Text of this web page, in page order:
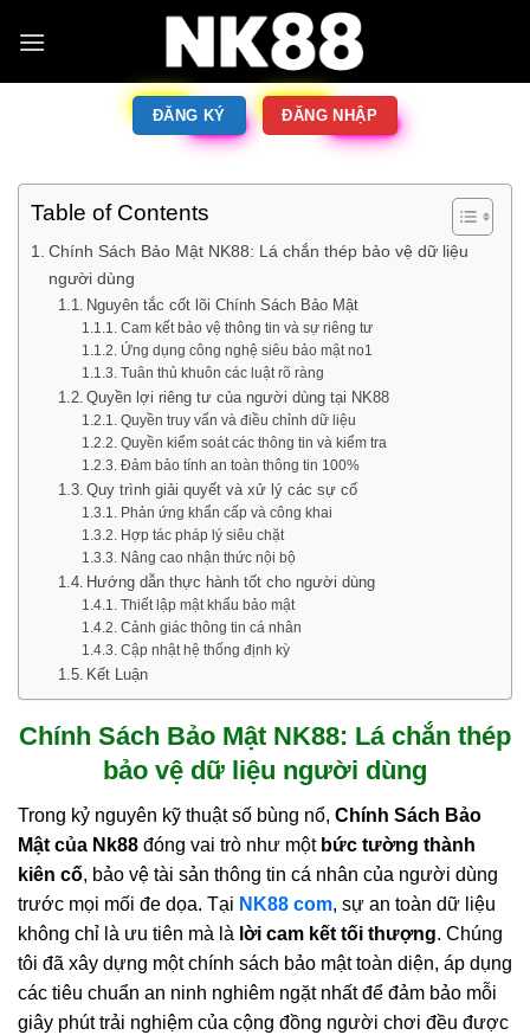
ĐĂNG KÝ ĐĂNG NHẬP
Table of Contents
Chính Sách Bảo Mật NK88: Lá chắn thép bảo vệ dữ liệu
người dùng
Nguyên tắc cốt lõi Chính Sách Bảo Mật
Cam kết bảo vệ thông tin và sự riêng tư
Ứng dụng công nghệ siêu bảo mật no1
Tuân thủ khuôn các luật rõ ràng
Quyền lợi riêng tư của người dùng tại NK88
Quyền truy vấn và điều chỉnh dữ liệu
Quyền kiểm soát các thông tin và kiểm tra
Đảm bảo tính an toàn thông tin 100%
Quy trình giải quyết và xử lý các sự cố
Phản ứng khẩn cấp và công khai
Hợp tác pháp lý siêu chặt
Nâng cao nhận thức nội bộ
Hướng dẫn thực hành tốt cho người dùng
Thiết lập mật khẩu bảo mật
Cảnh giác thông tin cá nhân
Cập nhật hệ thống định kỳ
Kết Luận
Chính Sách Bảo Mật NK88: Lá chắn thép
bảo vệ dữ liệu người dùng
Trong kỷ nguyên kỹ thuật số bùng nổ, Chính Sách Bảo
Mật của Nk88 đóng vai trò như một bức tường thành
kiên cố, bảo vệ tài sản thông tin cá nhân của người dùng
trước mọi mối đe dọa. Tại NK88 com, sự an toàn dữ liệu
không chỉ là ưu tiên mà là lời cam kết tối thượng. Chúng
tôi đã xây dựng một chính sách bảo mật toàn diện, áp dụng
các tiêu chuẩn an ninh nghiêm ngặt nhất để đảm bảo mỗi
giây phút trải nghiệm của cộng đồng người chơi đều được